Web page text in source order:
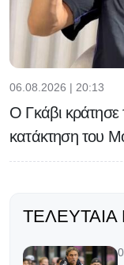
06.08.2026 | 20:13
Ο Γκάβι κράτησε
κατάκτηση του
ΤΕΛΕΥΤΑΊΑ